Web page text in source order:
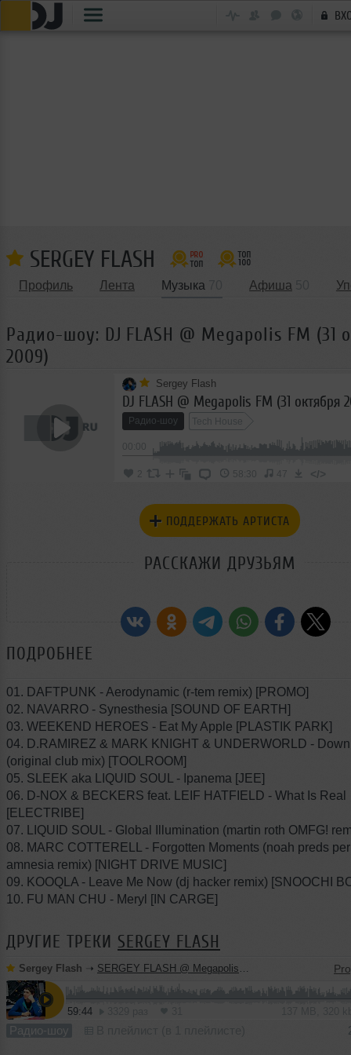
SERGEY FLASH
Профиль Лента Музыка Афиша
Радио-шоу: DJ FLASH @ Megapolis FM (31
2009)
Sergey Flash
DJ FLASH @ Megapolis FM (31 октября
Радио-шоу Tech House
2 58:30 47 </>
ПОДДЕРЖАТЬ АРТИСТА
РАССКАЖИ ДРУЗЬЯМ
ПОДРОБНЕЕ
01. DAFTPUNK - Aerodynamic (r-tem remix) [PROMO]
02. NAVARRO - Synesthesia [SOUND OF EARTH]
03. WEEKEND HEROES - Eat My Apple [PLASTIK PARK]
04. D.RAMIREZ & MARK KNIGHT & UNDERWORLD -
(original club mix) [TOOLROOM]
05. SLEEK aka LIQUID SOUL - Ipanema [JEE]
06. D-NOX & BECKERS feat. LEIF HATFIELD - What Is Real
[ELECTRIBE]
07. LIQUID SOUL - Global Illumination (martin roth OMFG!
08. MARC COTTERELL - Forgotten Moments (noah preds
amnesia remix) [NIGHT DRIVE MUSIC]
09. KOOQLA - Leave Me Now (dj hacker remix) [SNOOCHI
10. FU MAN CHU - Meryl [IN CARGE]
ДРУГИЕ ТРЕКИ SERGEY FLASH
Sergey Flash ➝ SERGEY FLASH @ Megapolis FM (21 July 2013)
59:44
Радио-шоу